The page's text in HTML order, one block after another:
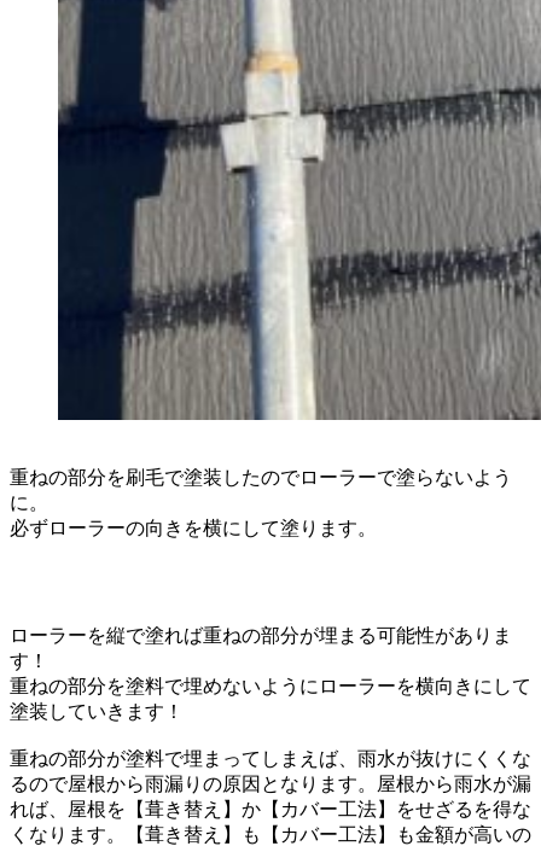
重ねの部分を刷毛で塗装したのでローラーで塗らないよう
に。
必ずローラーの向きを横にして塗ります。
ローラーを縦で塗れば重ねの部分が埋まる可能性がありま
す！
重ねの部分を塗料で埋めないようにローラーを横向きにして
塗装していきます！
重ねの部分が塗料で埋まってしまえば、雨水が抜けにくくな
るので屋根から雨漏りの原因となります。屋根から雨水が漏
れば、屋根を【葺き替え】か【カバー工法】をせざるを得な
くなります。【葺き替え】も【カバー工法】も金額が高いの